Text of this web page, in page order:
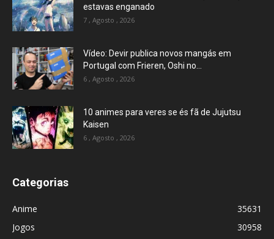
estavas enganado
7 , Agosto , 2026
Vídeo: Devir publica novos mangás em
Portugal com Frieren, Oshi no...
6 , Agosto , 2026
10 animes para veres se és fã de Jujutsu
Kaisen
6 , Agosto , 2026
Categorias
Anime
35631
Jogos
30958